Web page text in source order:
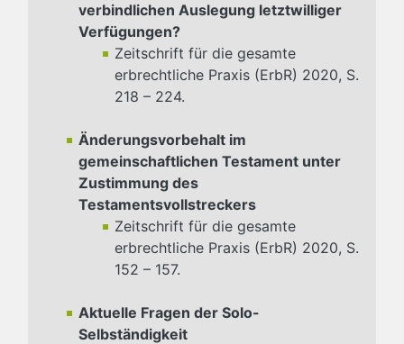
verbindlichen Auslegung letztwilliger
Verfügungen?
Zeitschrift für die gesamte
erbrechtliche Praxis (ErbR) 2020, S.
218 – 224.
Änderungsvorbehalt im
gemeinschaftlichen Testament unter
Zustimmung des
Testamentsvollstreckers
Zeitschrift für die gesamte
erbrechtliche Praxis (ErbR) 2020, S.
152 – 157.
Aktuelle Fragen der Solo-
Selbständigkeit